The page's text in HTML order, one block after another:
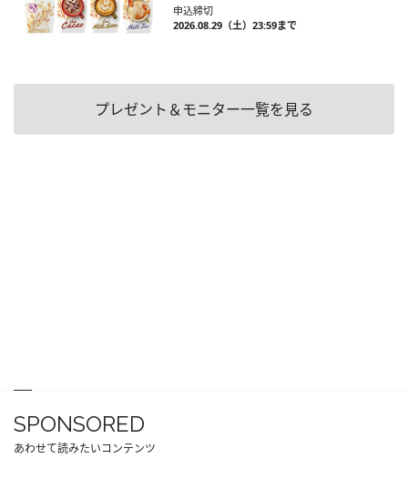
申込締切
2026.08.29（土）23:59まで
プレゼント＆モニター一覧を見る
SPONSORED
あわせて読みたいコンテンツ